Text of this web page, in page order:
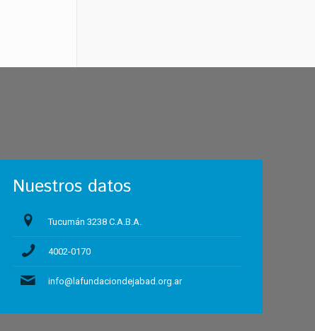
Nuestros datos
Tucumán 3238 C.A.B.A.
4002-0170
info@lafundaciondejabad.org.ar